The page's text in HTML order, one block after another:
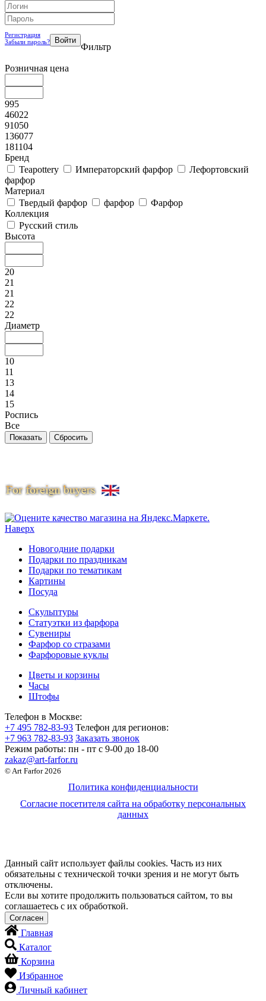
Регистрация
Забыли пароль?
Фильтр
Розничная цена
995
46022
91050
136077
181104
Бренд
Teapottery
Императорский фарфор
Лефортовский
фарфор
Материал
Твердый фарфор
фарфор
Фарфор
Коллекция
Русский стиль
Высота
20
21
21
22
22
Диаметр
10
11
13
14
15
Роспись
Все
Наверх
Новогодние подарки
Подарки по праздникам
Подарки по тематикам
Картины
Посуда
Скульптуры
Статуэтки из фарфора
Сувениры
Фарфор со стразами
Фарфоровые куклы
Цветы и корзины
Часы
Штофы
Телефон в Москве:
+7 495 782-83-93 Телефон для регионов:
+7 963 782-83-93 Заказать звонок
Режим работы: пн - пт c 9-00 до 18-00
zakaz@art-farfor.ru
© Art Farfor 2026
Политика конфиденциальности
Согласие посетителя сайта на обработку персональных
данных
Данный сайт использует файлы cookies. Часть из них
обязательны с технической точки зрения и не могут быть
отключены.
Если вы хотите продолжить пользоваться сайтом, то вы
соглашаетесь с их обработкой.
Главная
Каталог
Корзина
Избранное
Личный кабинет